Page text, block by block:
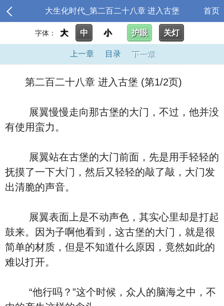
大生化时代_第二百二十八章 进入古堡 首页
字体： 大 中 小 护眼 关灯
上一章 目录 下一章
第二百二十八章 进入古堡 (第1/2页)
展翼慢慢走向那古堡的大门，不过，他并没
有使用蛮力。
展翼站在古堡的大门前面，先是用手轻轻的
抚摸了一下大门，然后又轻轻的敲了敲，大门发
出清脆的声音。
展翼表面上是不动声色，其实心里却是打起
鼓来。因为子啊他看到，这古堡的大门，就是很
简单的材质，但是不知道什么原因，竟然如此的
难以打开。
“他行吗？”这个时候，众人的脑海之中，不